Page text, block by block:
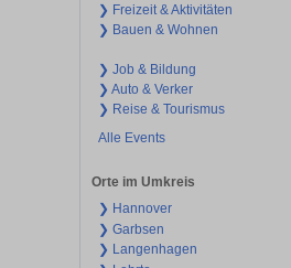
❯ Freizeit & Aktivitäten
❯ Bauen & Wohnen
❯ Job & Bildung
❯ Auto & Verker
❯ Reise & Tourismus
Alle Events
Orte im Umkreis
❯ Hannover
❯ Garbsen
❯ Langenhagen